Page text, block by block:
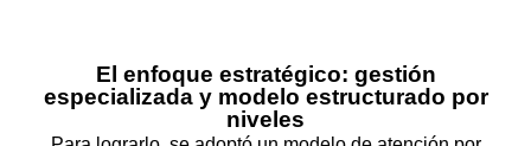
El enfoque estratégico: gestión
especializada y modelo estructurado por
niveles